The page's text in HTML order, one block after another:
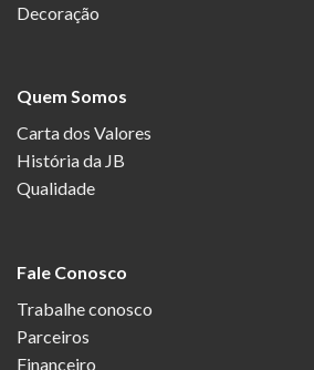
Decoração
Quem Somos
Carta dos Valores
História da JB
Qualidade
Fale Conosco
Trabalhe conosco
Parceiros
Financeiro